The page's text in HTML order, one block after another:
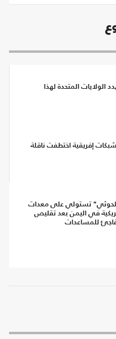
المتحدة لهذا
إفريقية اختطفت ناقلة
تستولي على معدات
في اليمن بعد تقليص
للمساعدات